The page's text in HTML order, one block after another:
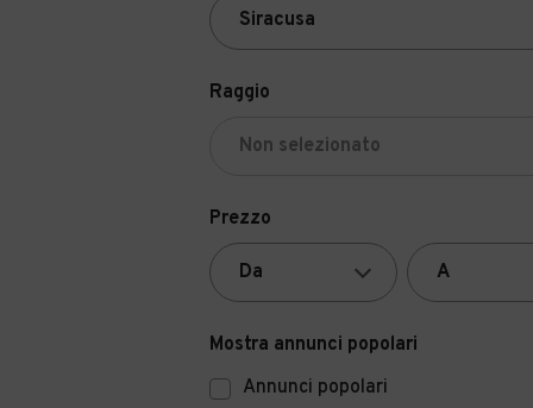
Raggio
Prezzo
Mostra annunci popolari
Annunci popolari